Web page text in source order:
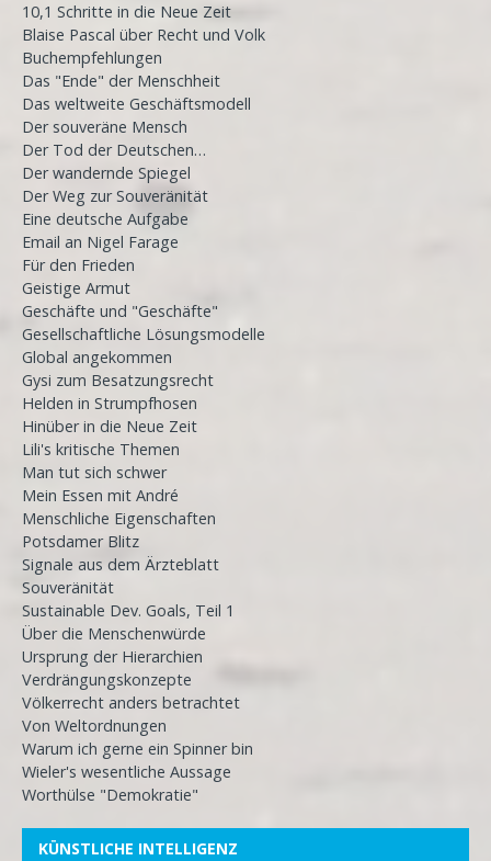
10,1 Schritte in die Neue Zeit
Blaise Pascal über Recht und Volk
Buchempfehlungen
Das "Ende" der Menschheit
Das weltweite Geschäftsmodell
Der souveräne Mensch
Der Tod der Deutschen…
Der wandernde Spiegel
Der Weg zur Souveränität
Eine deutsche Aufgabe
Email an Nigel Farage
Für den Frieden
Geistige Armut
Geschäfte und "Geschäfte"
Gesellschaftliche Lösungsmodelle
Global angekommen
Gysi zum Besatzungsrecht
Helden in Strumpfhosen
Hinüber in die Neue Zeit
Lili's kritische Themen
Man tut sich schwer
Mein Essen mit André
Menschliche Eigenschaften
Potsdamer Blitz
Signale aus dem Ärzteblatt
Souveränität
Sustainable Dev. Goals, Teil 1
Über die Menschenwürde
Ursprung der Hierarchien
Verdrängungskonzepte
Völkerrecht anders betrachtet
Von Weltordnungen
Warum ich gerne ein Spinner bin
Wieler's wesentliche Aussage
Worthülse "Demokratie"
KÜNSTLICHE INTELLIGENZ